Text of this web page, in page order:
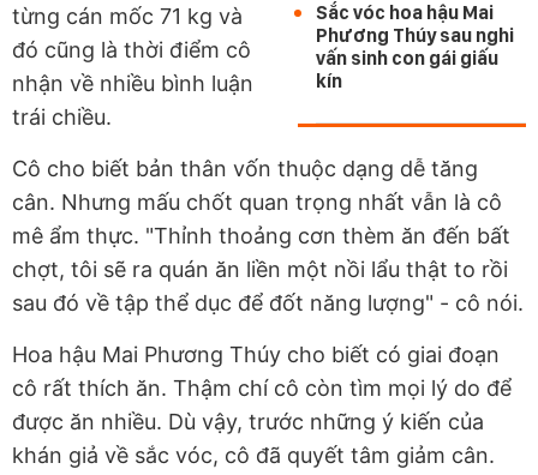
Sắc vóc hoa hậu Mai
Phương Thúy sau nghi
vấn sinh con gái giấu
kín
từng cán mốc 71 kg và
đó cũng là thời điểm cô
nhận về nhiều bình luận
trái chiều.
Cô cho biết bản thân vốn thuộc dạng dễ tăng
cân. Nhưng mấu chốt quan trọng nhất vẫn là cô
mê ẩm thực. "Thỉnh thoảng cơn thèm ăn đến bất
chợt, tôi sẽ ra quán ăn liền một nồi lẩu thật to rồi
sau đó về tập thể dục để đốt năng lượng" - cô nói.
Hoa hậu Mai Phương Thúy cho biết có giai đoạn
cô rất thích ăn. Thậm chí cô còn tìm mọi lý do để
được ăn nhiều. Dù vậy, trước những ý kiến của
khán giả về sắc vóc, cô đã quyết tâm giảm cân.